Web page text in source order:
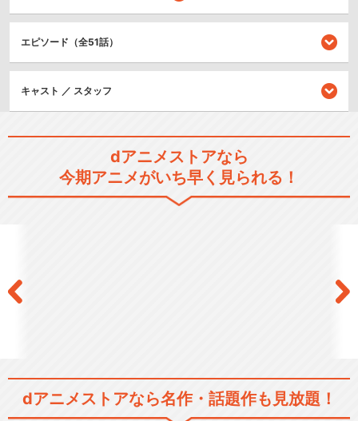
シリーズ／関連のアニメ作品
プリティーリズム・オーロラ
ドリーム
エピソード（全51話）
キャスト ／ スタッフ
dアニメストアなら
今期アニメがいち早く見られる！
dアニメストアなら名作・話題作も見放題！